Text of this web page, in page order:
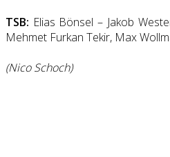
TSB: Elias Bönsel – Jakob
Mehmet Furkan Tekir, Max
(Nico Schoch)